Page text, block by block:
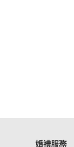
婚禮服務